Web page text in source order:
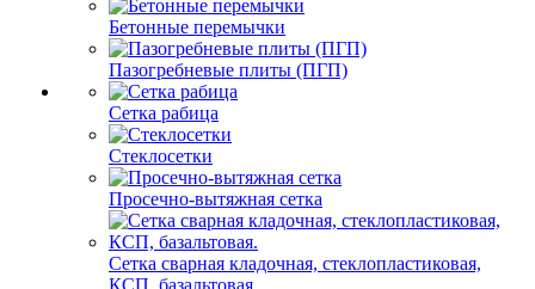
Бетонные перемычки
Пазогребневые плиты (ПГП)
Сетка рабица
Стеклосетки
Просечно-вытяжная сетка
Сетка сварная кладочная, стеклопластиковая,
КСП, базальтовая.